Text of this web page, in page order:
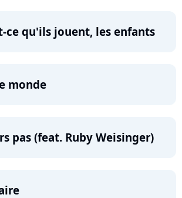
ce qu'ils jouent, les enfants
monde
pas (feat. Ruby Weisinger)